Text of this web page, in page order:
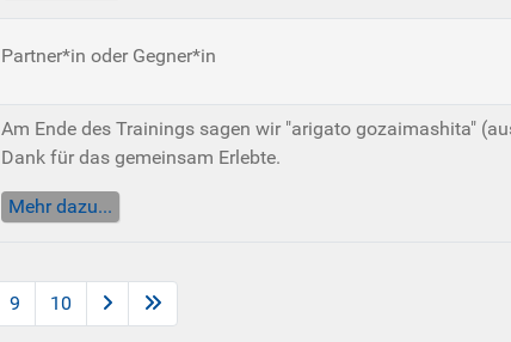
Partner*in oder Gegner*in
Am Ende des Trainings sagen wir "arigato gozaimashita"
Dank für das gemeinsam Erlebte.
Mehr dazu...
9 10